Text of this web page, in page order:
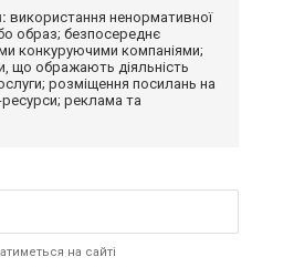
використання ненормативної
образ; безпосереднє
конкуруючими компаніями;
що ображають діяльність
розміщення посилань на
ресурси; реклама та
на сайті